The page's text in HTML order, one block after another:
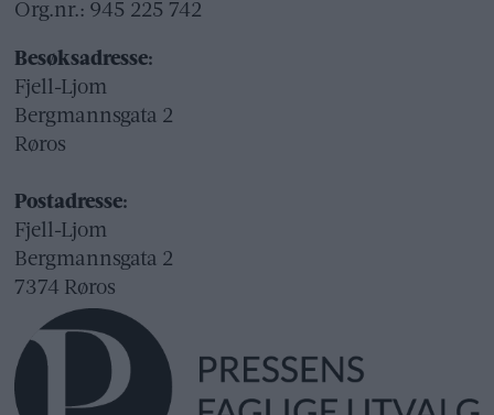
Org.nr.: 945 225 742
Besøksadresse:
Fjell-Ljom
Bergmannsgata 2
Røros
Postadresse:
Fjell-Ljom
Bergmannsgata 2
7374 Røros